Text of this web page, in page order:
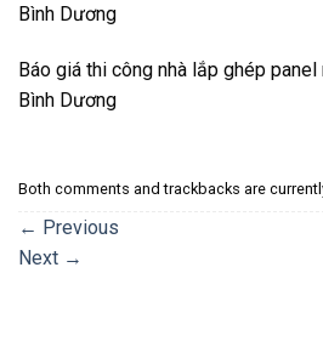
Bình Dương
Báo giá thi công nhà lắp ghép
Bình Dương
Both comments and trackbacks are
← Previous
Next →